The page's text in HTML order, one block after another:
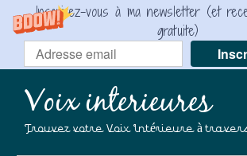
Inscrivez-vous à ma newsletter (et
gratuite)
Voix interieures
Trouvez votre Voix Intérieure à